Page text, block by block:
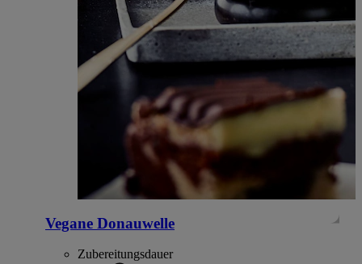
Vegane Donauwelle
Zubereitungsdauer